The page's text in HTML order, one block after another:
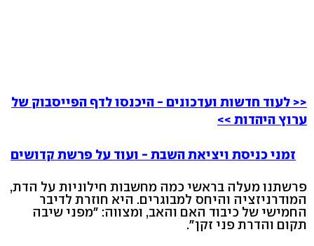
<< לעוד חדשות ועדכונים - היכנסו לדף הפייסבוק של
ערוץ היהדות >>
זמני כניסת ויציאת השבת - ועוד על פרשת קדושים
פרשתנו מעלה בראשי כמה מחשבות חילוניות על הדת,
המודרניזציה והיחס למבוגרים. היא חוזרת לדיבר
החמישי של כיבוד האם והאב, ומצווה: "מפני שיבה
תקום והדרת פני זקן".